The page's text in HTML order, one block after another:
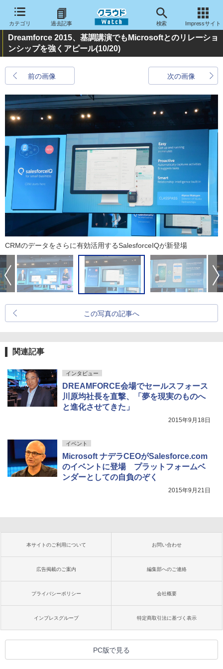
カテゴリ 過去記事 検索 Impressサイト
Dreamforce 2015、基調講演でもMicrosoftとのリレーショ
ンシップを強くアピール(10/20)
前の画像 次の画像
CRMのデータをさらに有効活用するSalesforceIQが新登場
この写真の記事へ
関連記事
インタビュー
DREAMFORCE会場でセールスフォース
川原均社長を直撃、「夢を現実のものへ
と進化させてきた」
2015年9月18日
イベント
Microsoft ナデラCEOがSalesforce.com
のイベントに登場 プラットフォームベ
ンダーとしての自負のぞく
2015年9月21日
本サイトのご利用について お問い合わせ
広告掲載のご案内 編集部へのご連絡
プライバシーポリシー 会社概要
インプレスグループ 特定商取引法に基づく表示
PC版で見る